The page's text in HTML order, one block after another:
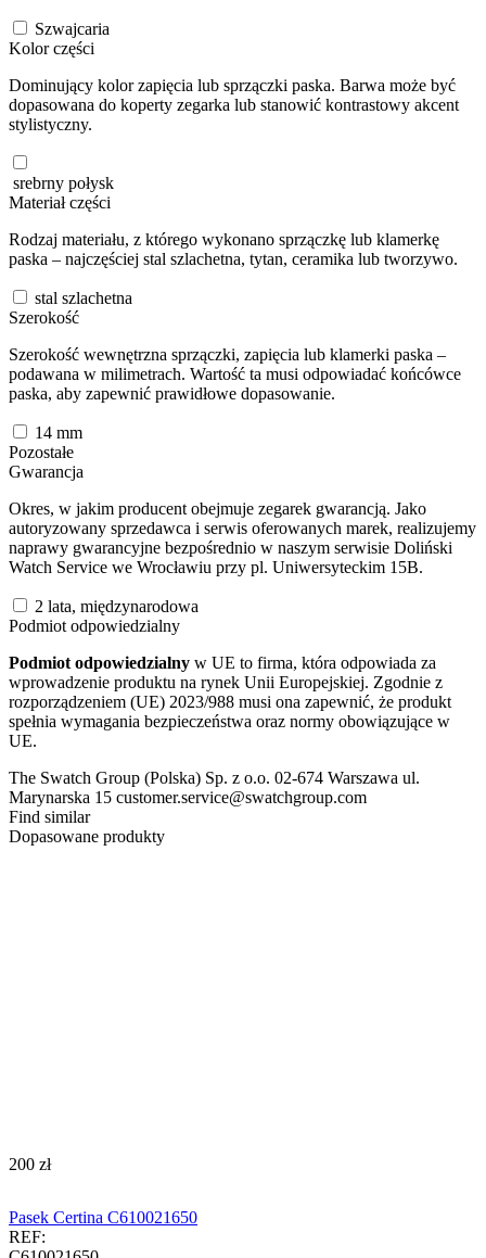
Szwajcaria
Kolor części
Dominujący kolor zapięcia lub sprzączki paska. Barwa może być
dopasowana do koperty zegarka lub stanowić kontrastowy akcent
stylistyczny.
srebrny połysk
Materiał części
Rodzaj materiału, z którego wykonano sprzączkę lub klamerkę
paska – najczęściej stal szlachetna, tytan, ceramika lub tworzywo.
stal szlachetna
Szerokość
Szerokość wewnętrzna sprzączki, zapięcia lub klamerki paska –
podawana w milimetrach. Wartość ta musi odpowiadać końcówce
paska, aby zapewnić prawidłowe dopasowanie.
14 mm
Pozostałe
Gwarancja
Okres, w jakim producent obejmuje zegarek gwarancją. Jako
autoryzowany sprzedawca i serwis oferowanych marek, realizujemy
naprawy gwarancyjne bezpośrednio w naszym serwisie Doliński
Watch Service we Wrocławiu przy pl. Uniwersyteckim 15B.
2 lata, międzynarodowa
Podmiot odpowiedzialny
Podmiot odpowiedzialny w UE to firma, która odpowiada za
wprowadzenie produktu na rynek Unii Europejskiej. Zgodnie z
rozporządzeniem (UE) 2023/988 musi ona zapewnić, że produkt
spełnia wymagania bezpieczeństwa oraz normy obowiązujące w
UE.
The Swatch Group (Polska) Sp. z o.o. 02-674 Warszawa ul.
Marynarska 15 customer.service@swatchgroup.com
Find similar
Dopasowane produkty
‍200‍ zł
Pasek Certina C610021650
REF: